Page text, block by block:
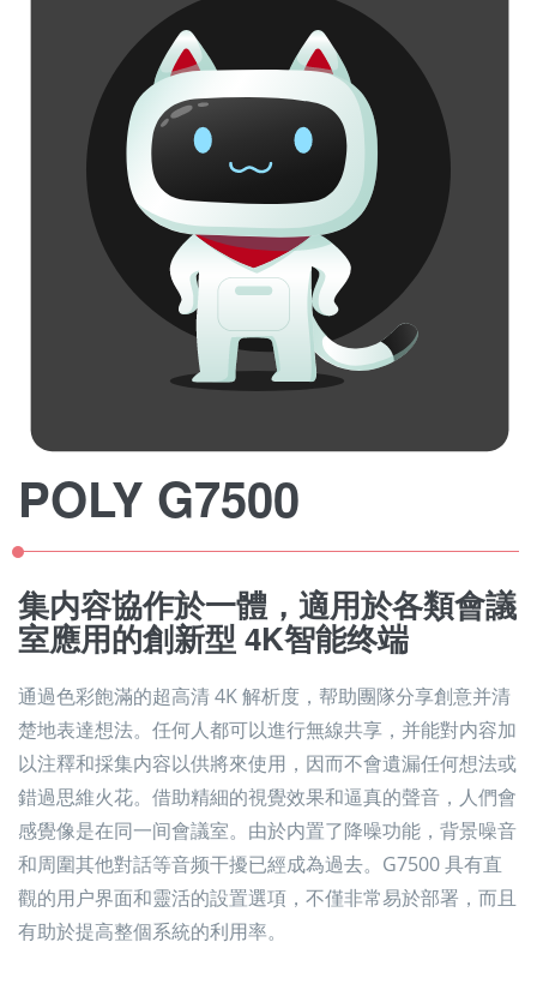
POLY G7500
集内容協作於一體，適用於各類會議
室應用的創新型 4K智能终端
通過色彩飽滿的超高清 4K 解析度，帮助團隊分享創意并清
楚地表達想法。任何人都可以進行無線共享，并能對内容加
以注釋和採集内容以供將來使用，因而不會遺漏任何想法或
錯過思維火花。借助精細的視覺效果和逼真的聲音，人們會
感覺像是在同一间會議室。由於内置了降噪功能，背景噪音
和周圍其他對話等音频干擾已經成為過去。G7500 具有直
觀的用户界面和靈活的設置選項，不僅非常易於部署，而且
有助於提高整個系統的利用率。